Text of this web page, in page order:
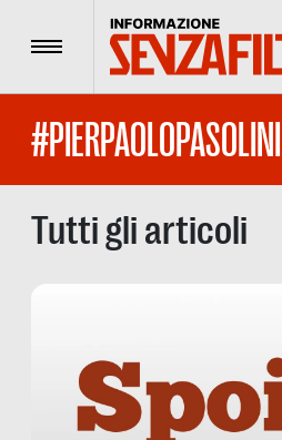
Menu
#PIERPAOLOPASOLINI
Tutti gli articoli